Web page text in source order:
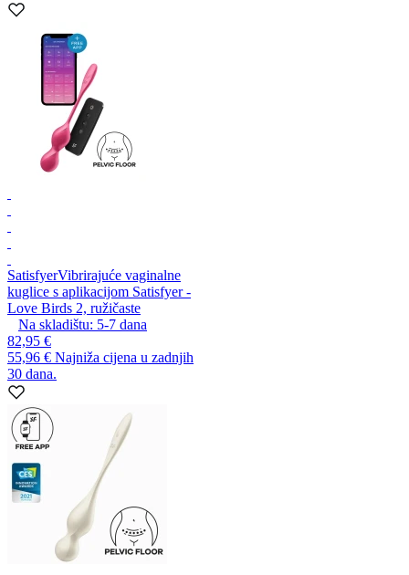
SatisfyerVibrirajuće vaginalne
kuglice s aplikacijom Satisfyer -
Love Birds 2, ružičaste
Na skladištu: 5-7 dana
82,95 €
55,96 € Najniža cijena u zadnjih
30 dana.